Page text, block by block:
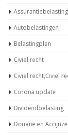
Assurantiebelasting
Autobelastingen
Belastingplan
Civiel recht
Civiel recht,Civiel
Corona update
Dividendbelasting
Douane en